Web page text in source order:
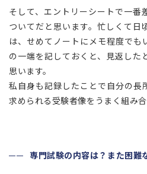
そして、エントリーシートで一番
ついてだと思います。忙しくて日
は、せめてノートにメモ程度でも
の一端を記しておくと、見返した
思います。
私自身も記録したことで自分の長
求められる受験者像をうまく組み
専門試験の内容は？また困難